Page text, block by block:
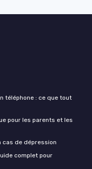
téléphone : ce que tout
pour les parents et les
cas de dépression
complet pour